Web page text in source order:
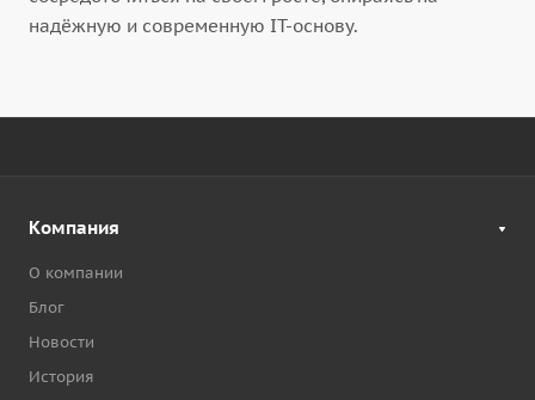
надёжную и современную IT-основу.
Компания
О компании
Блог
Новости
История